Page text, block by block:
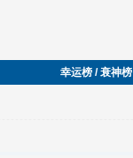
幸运榜 / 衰神榜